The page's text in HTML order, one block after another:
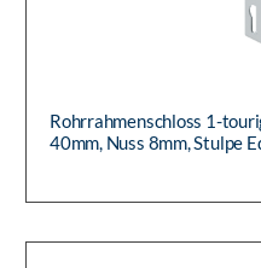
Rohrrahmenschloss 1-
40mm, Nuss 8mm, Stulpe Edelstahl